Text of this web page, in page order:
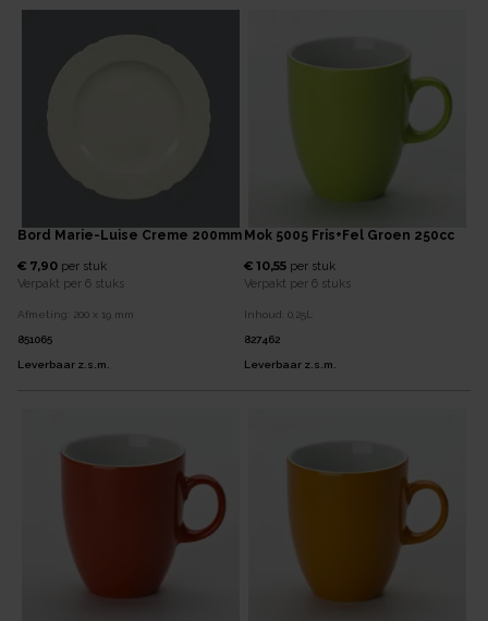
Bord Marie-Luise Creme 200mm
€ 7,90 per stuk
Verpakt per 6 stuks
Afmeting: 200 x 19 mm
851065
Leverbaar z.s.m.
Mok 5005 Fris+Fel Groen 250cc
€ 10,55 per stuk
Verpakt per 6 stuks
Inhoud: 0,25L
827462
Leverbaar z.s.m.